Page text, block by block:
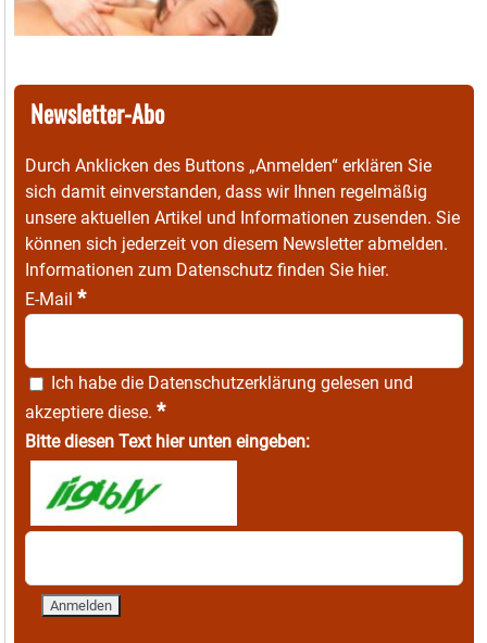
Newsletter-Abo
Durch Anklicken des Buttons „Anmelden“ erklären Sie
sich damit einverstanden, dass wir Ihnen regelmäßig
unsere aktuellen Artikel und Informationen zusenden. Sie
können sich jederzeit von diesem Newsletter abmelden.
Informationen zum Datenschutz finden Sie hier.
E-Mail *
Ich habe die Datenschutzerklärung gelesen und
akzeptiere diese. *
Bitte diesen Text hier unten eingeben: